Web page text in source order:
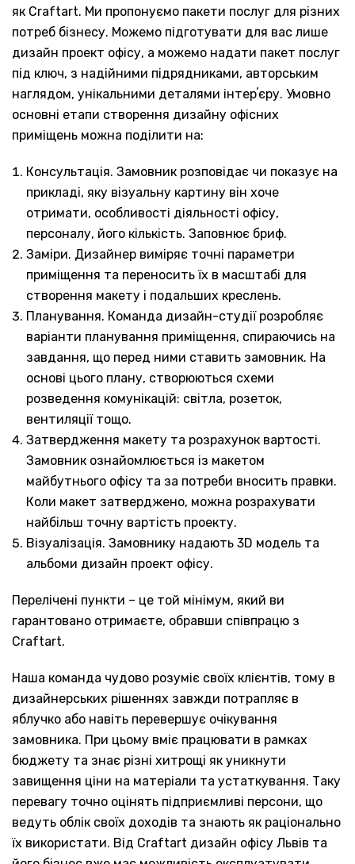
як Craftart. Ми пропонуємо пакети послуг для різних
потреб бізнесу. Можемо підготувати для вас лише
дизайн проект офісу, а можемо надати пакет послуг
під ключ, з надійними підрядниками, авторським
наглядом, унікальними деталями інтерʼєру. Умовно
основні етапи створення дизайну офісних
приміщень можна поділити на:
Консультація. Замовник розповідає чи показує на
прикладі, яку візуальну картину він хоче
отримати, особливості діяльності офісу,
персоналу, його кількість. Заповнює бриф.
Заміри. Дизайнер виміряє точні параметри
приміщення та переносить їх в масштабі для
створення макету і подальших креслень.
Планування. Команда дизайн-студії розробляє
варіанти планування приміщення, спираючись на
завдання, що перед ними ставить замовник. На
основі цього плану, створюються схеми
розведення комунікацій: світла, розеток,
вентиляції тощо.
Затвердження макету та розрахунок вартості.
Замовник ознайомлюється із макетом
майбутнього офісу та за потреби вносить правки.
Коли макет затверджено, можна розрахувати
найбільш точну вартість проекту.
Візуалізація. Замовнику надають 3D модель та
альбоми дизайн проект офісу.
Перелічені пункти – це той мінімум, який ви
гарантовано отримаєте, обравши співпрацю з
Craftart.
Наша команда чудово розуміє своїх клієнтів, тому в
дизайнерських рішеннях завжди потрапляє в
яблучко або навіть перевершує очікування
замовника. При цьому вміє працювати в рамках
бюджету та знає різні хитрощі як уникнути
завищення ціни на матеріали та устаткування. Таку
перевагу точно оцінять підприємливі персони, що
ведуть облік своїх доходів та знають як раціонально
їх використати. Від Craftart дизайн офісу Львів та